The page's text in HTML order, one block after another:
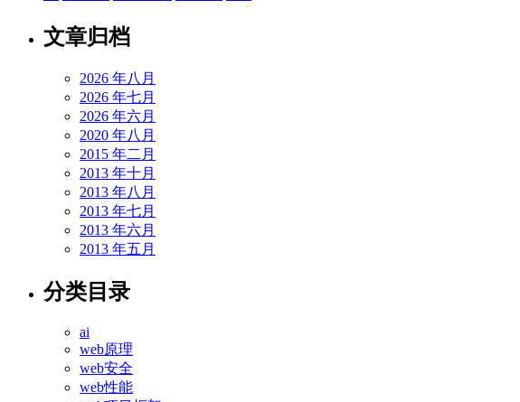
文章归档
2026 年八月
2026 年七月
2026 年六月
2020 年八月
2015 年二月
2013 年十月
2013 年八月
2013 年七月
2013 年六月
2013 年五月
分类目录
ai
web原理
web安全
web性能